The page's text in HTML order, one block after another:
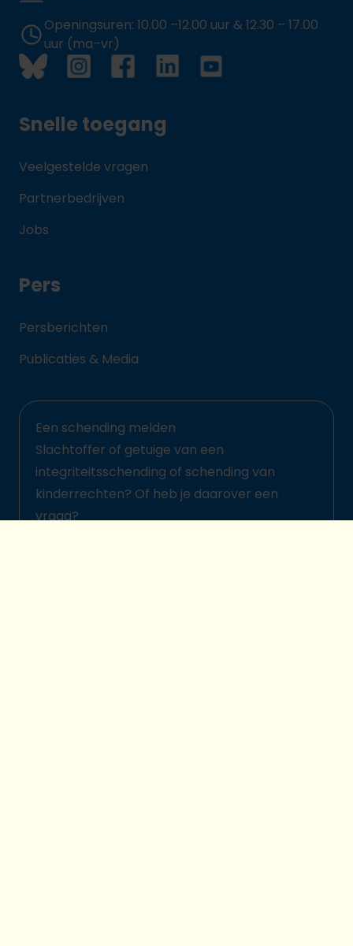
Openingsuren: 10.00 –12.00 uur & 12.30 – 17.00
uur (ma–vr)
Snelle toegang
Veelgestelde vragen
Partnerbedrijven
Jobs
Pers
Persberichten
Publicaties & Media
Een schending melden
Slachtoffer of getuige van een
integriteitsschending of schending van
kinderrechten? Of heb je daarover een
vraag?